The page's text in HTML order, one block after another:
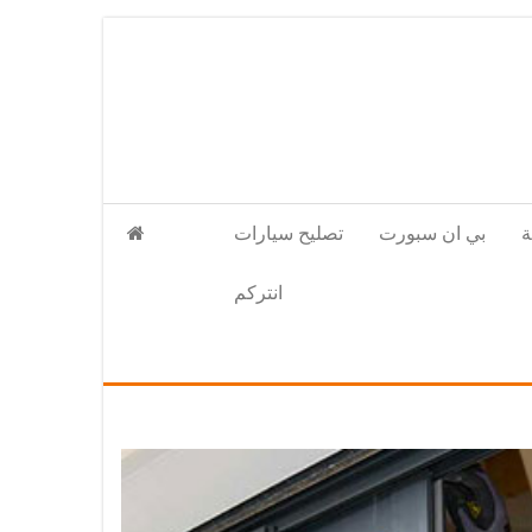
تصليح سيارات بي ان سبورت
انتركم